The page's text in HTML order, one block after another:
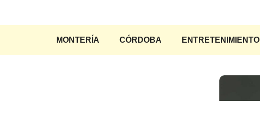
MONTERÍA CÓRDOBA ENTRETENIMIENTO